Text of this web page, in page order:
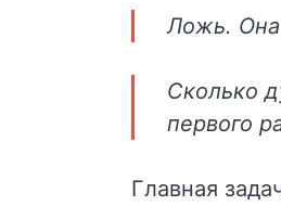
Ложь. Она
Сколько
первого
Главная